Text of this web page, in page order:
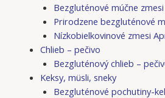
Bezgluténové múčne
Prirodzene bezgluténové
Nízkobielkovinové zmesi
Chlieb – pečivo
Bezgluténový chlieb –
Keksy, müsli, sneky
Bezgluténové pochutiny-